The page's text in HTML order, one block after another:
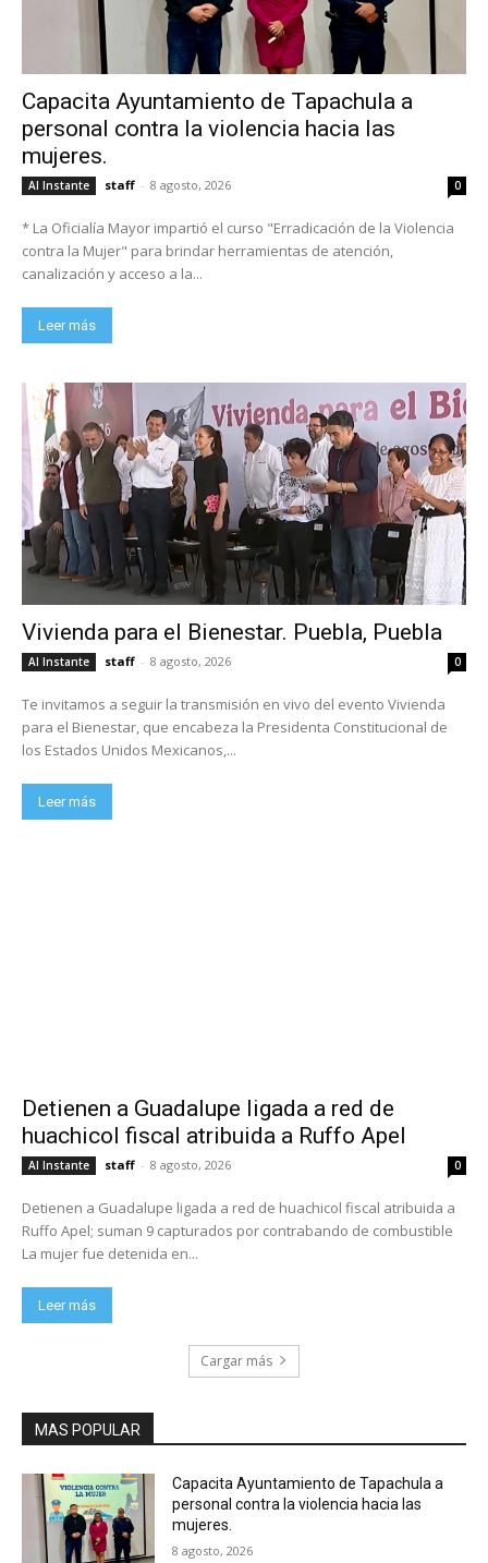
Capacita Ayuntamiento de Tapachula a
personal contra la violencia hacia las
mujeres.
Al Instante staff - 8 agosto, 2026 0
* La Oficialía Mayor impartió el curso "Erradicación de la Violencia
contra la Mujer" para brindar herramientas de atención,
canalización y acceso a la...
Leer más
Vivienda para el Bienestar. Puebla, Puebla
Al Instante staff - 8 agosto, 2026 0
Te invitamos a seguir la transmisión en vivo del evento Vivienda
para el Bienestar, que encabeza la Presidenta Constitucional de
los Estados Unidos Mexicanos,...
Leer más
Detienen a Guadalupe ligada a red de
huachicol fiscal atribuida a Ruffo Apel
Al Instante staff - 8 agosto, 2026 0
Detienen a Guadalupe ligada a red de huachicol fiscal atribuida a
Ruffo Apel; suman 9 capturados por contrabando de combustible
La mujer fue detenida en...
Leer más
Cargar más
MAS POPULAR
Capacita Ayuntamiento de Tapachula a
personal contra la violencia hacia las
mujeres.
8 agosto, 2026